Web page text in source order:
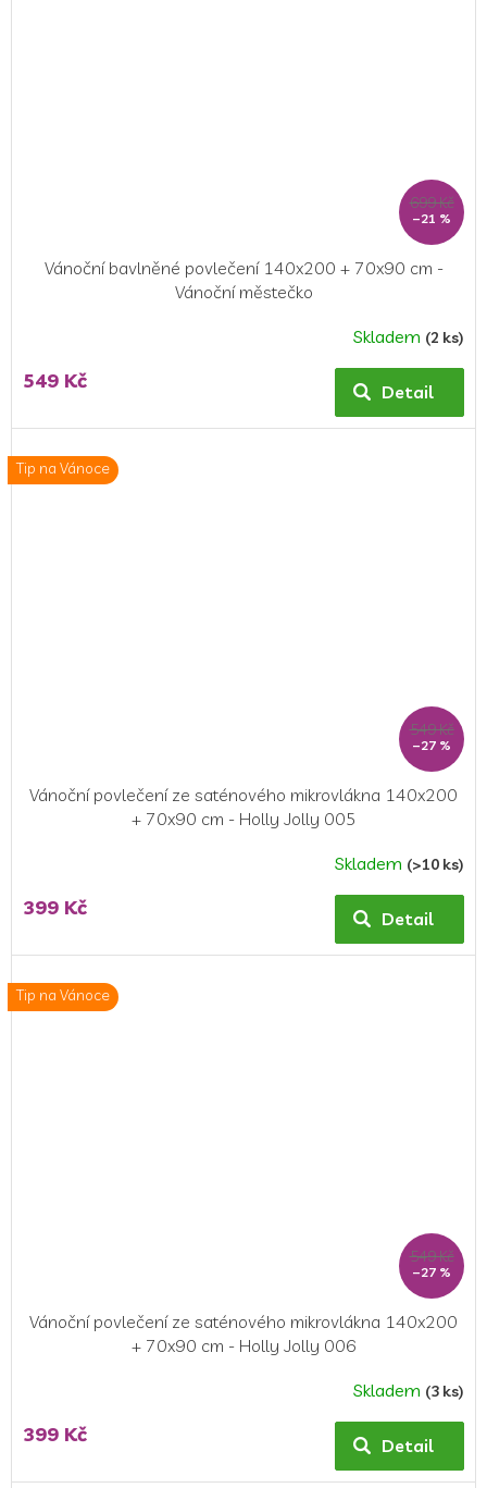
699 Kč
–21 %
Vánoční bavlněné povlečení 140x200 + 70x90 cm -
Vánoční městečko
Skladem (2 ks)
549 Kč Detail
Tip na Vánoce
549 Kč
–27 %
Vánoční povlečení ze saténového mikrovlákna 140x200
+ 70x90 cm - Holly Jolly 005
Skladem (>10 ks)
399 Kč Detail
Tip na Vánoce
549 Kč
–27 %
Vánoční povlečení ze saténového mikrovlákna 140x200
+ 70x90 cm - Holly Jolly 006
Skladem (3 ks)
399 Kč Detail